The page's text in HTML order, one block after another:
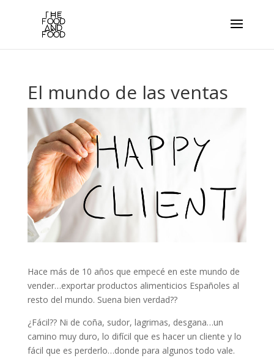
El mundo de las ventas
Hace más de 10 años que empecé en este mundo de
vender…exportar productos alimenticios Españoles al
resto del mundo. Suena bien verdad??
¿Fácil?? Ni de coña, sudor, lagrimas, desgana…un
camino muy duro, lo difícil que es hacer un cliente y lo
fácil que es perderlo…donde para algunos todo vale.